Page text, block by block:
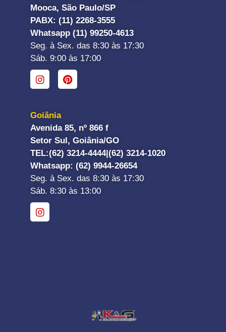
Mooca, São Paulo/SP
PABX: (11) 2268-3555
Whatsapp (11) 99250-4613
Seg. à Sex. das 8:30 às 17:30
Sáb. 9:00 às 17:00
Goiânia
Avenida 85, nº 866 f
Setor Sul, Goiânia/GO
TEL:(62) 3214-4444| (62) 3214-1020
Whatsapp: (62) 9944-26654
Seg. à Sex. das 8:30 às 17:30
Sáb. 8:30 às 13:00